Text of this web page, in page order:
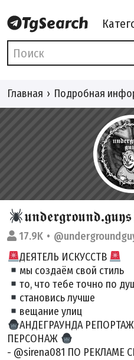
Главная Подробная
𝖚𝖓𝖉𝖊𝖗𝖌𝖗𝖔𝖚𝖓𝖉.𝖌𝖚𝖞𝖘
17.9K
ДЕЯТЕЛЬ ИСКУССТВ
мы создаём свой стиль
то, что тебе точно по
становись лучше
вещание улиц
АНДЕГРАУНДА
ПЕРСОНАЖ
- @sirena081 ПО РЕКЛАМЕ